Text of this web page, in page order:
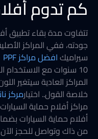
كم تدوم
تتفاوت مدة بقاء تطبيق
جودته، ففي المراكز
سيراميكافضل مراكز PPF
10 سنوات مع
المراكز العادية سيتغير
خلاصة القول.. اختيارمركز
مراكز أفلام حماية
أفلام حماية السيارات
من ذاك وتواصل للحجز